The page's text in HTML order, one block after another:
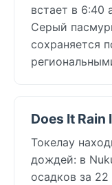
встает в 6:40
Серый
сохраняется
Does It Rain
Токелау
дождей: в
осадков за 22